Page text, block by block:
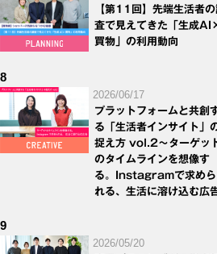
【第11回】先端生活者の
査で見えてきた「生成
買物」の利用動向
8
2026/06/17
プラットフォームと共創
る「生活者インサイト」
捉え方 vol.2～ターゲッ
のタイムラインを想像す
る。Instagramで求めら
れる、生活に溶け込む広
9
2026/05/20